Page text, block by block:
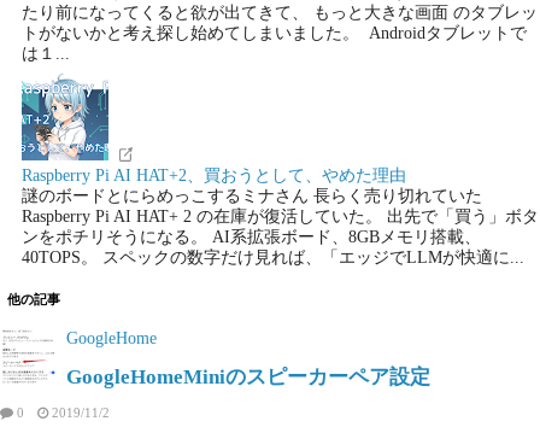
たり前になってくると欲が出てきて、 もっと大きな画面 のタブレッ
トがないかと考え探し始めてしまいました。 Androidタブレットで
は１...
Raspberry Pi AI HAT+2、買おうとして、やめた理由
謎のボードとにらめっこするミナさん 長らく売り切れていた
Raspberry Pi AI HAT+ 2 の在庫が復活していた。 出先で「買う」ボタ
ンをポチリそうになる。 AI系拡張ボード、8GBメモリ搭載、
40TOPS。 スペックの数字だけ見れば、「エッジでLLMが快適に...
他の記事
GoogleHome
GoogleHomeMiniのスピーカーペア設定
0 2019/11/2